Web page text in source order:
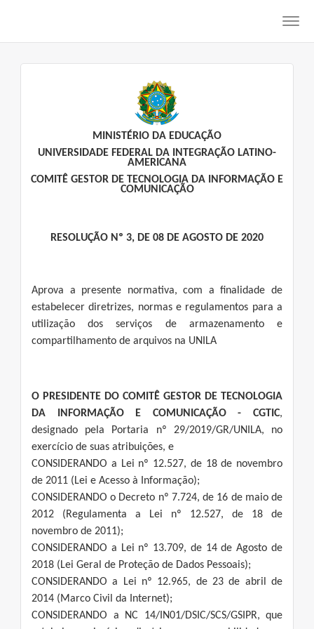
MINISTÉRIO DA EDUCAÇÃO
UNIVERSIDADE FEDERAL DA INTEGRAÇÃO LATINO-
AMERICANA
COMITÊ GESTOR DE TECNOLOGIA DA INFORMAÇÃO E
COMUNICAÇÃO
RESOLUÇÃO Nº 3, DE 08 DE AGOSTO DE 2020
Aprova a presente normativa, com a finalidade de
estabelecer diretrizes, normas e regulamentos para a
utilização dos serviços de armazenamento e
compartilhamento de arquivos na UNILA
O PRESIDENTE DO COMITÊ GESTOR DE TECNOLOGIA
DA INFORMAÇÃO E COMUNICAÇÃO - CGTIC,
designado pela Portaria nº 29/2019/GR/UNILA, no
exercício de suas atribuições, e
CONSIDERANDO a Lei nº 12.527, de 18 de novembro
de 2011 (Lei e Acesso à Informação);
CONSIDERANDO o Decreto nº 7.724, de 16 de maio de
2012 (Regulamenta a Lei nº 12.527, de 18 de
novembro de 2011);
CONSIDERANDO a Lei nº 13.709, de 14 de Agosto de
2018 (Lei Geral de Proteção de Dados Pessoais);
CONSIDERANDO a Lei nº 12.965, de 23 de abril de
2014 (Marco Civil da Internet);
CONSIDERANDO a NC 14/IN01/DSIC/SCS/GSIPR, que